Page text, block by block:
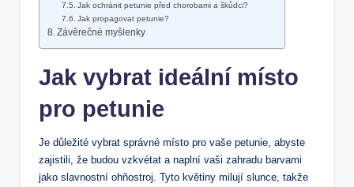
Jak ochránit petunie před chorobami a škůdci?
Jak propagovat petunie?
Závěrečné myšlenky
Jak vybrat ideální místo
pro petunie
Je důležité vybrat správné místo pro vaše petunie, abyste
zajistili, že budou vzkvétat a naplní vaši zahradu barvami
jako slavnostní ohňostroj. Tyto květiny milují slunce, takže